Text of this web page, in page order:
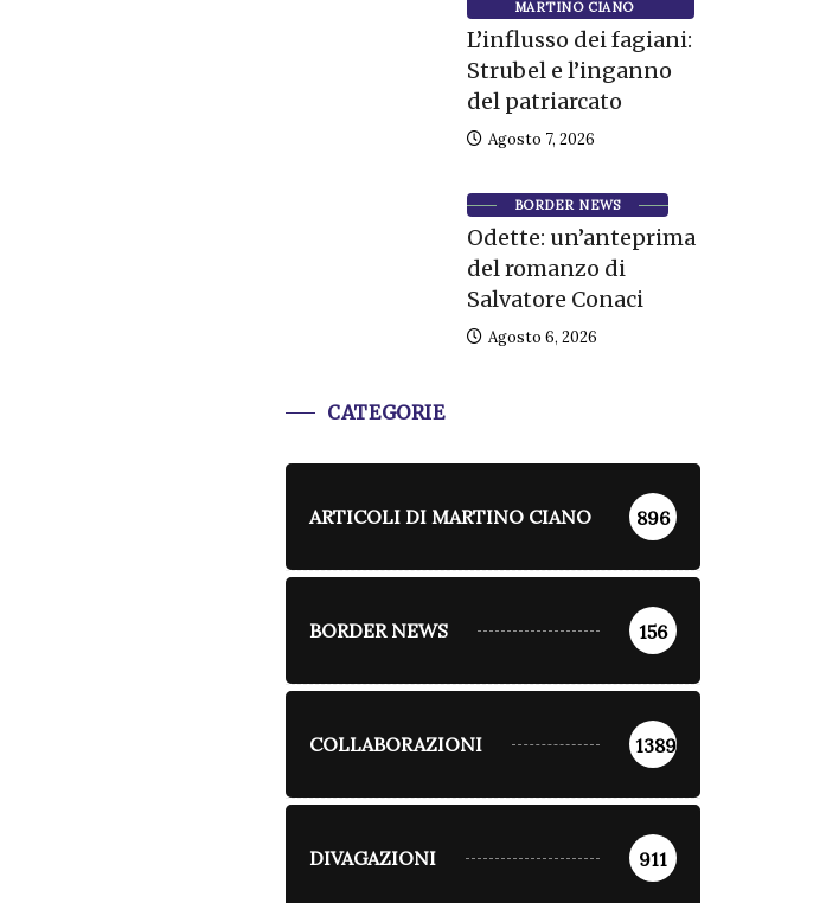
MARTINO CIANO
L’influsso dei fagiani:
Strubel e l’inganno
del patriarcato
Agosto 7, 2026
BORDER NEWS
Odette: un’anteprima
del romanzo di
Salvatore Conaci
Agosto 6, 2026
CATEGORIE
ARTICOLI DI MARTINO CIANO 896
BORDER NEWS 156
COLLABORAZIONI 1389
DIVAGAZIONI 911